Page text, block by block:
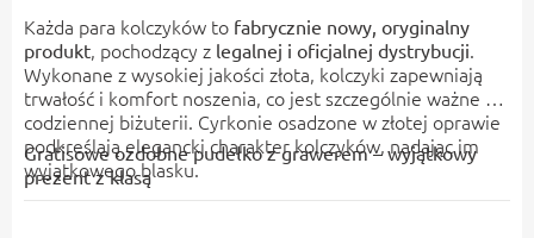
Każda para kolczyków to fabrycznie nowy, oryginalny
produkt, pochodzący z legalnej i oficjalnej dystrybucji.
Wykonane z wysokiej jakości złota, kolczyki zapewniają
trwałość i komfort noszenia, co jest szczególnie ważne w
codziennej biżuterii. Cyrkonie osadzone w złotej oprawie
podkreślają elegancki charakter kolczyków, nadając im
wyjątkowego blasku.
Gratisowe ozdobne pudełko z grawerem – wyjątkowy
prezent z klasą